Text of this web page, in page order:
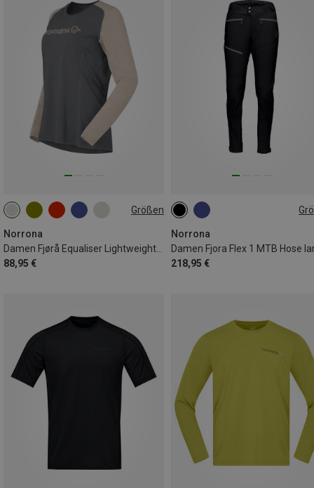
Größen
Norrona
88,95 €
XS S M
Norrona
Damen Fjora Flex 1 MTB Hose
218,95 €
XS S